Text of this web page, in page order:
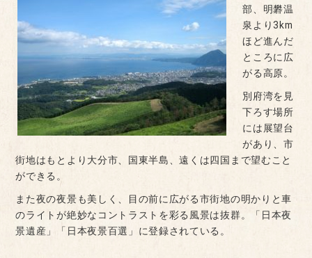
部、明礬温
泉より3km
ほど進んだ
ところに広
がる高原。
別府湾を見
下ろす場所
には展望台
があり、市
街地はもとより大分市、国東半島、遠くは四国まで望むこと
ができる。
また夜の夜景も美しく、目の前に広がる市街地の明かりと車
のライトが絶妙なコントラストを彩る風景は抜群。「日本夜
景遺産」「日本夜景百選」に登録されている。